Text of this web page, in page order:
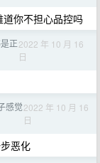
你不担心品控吗
正2022 年 10 月 16
日
感觉2022 年 10 月 16
日
恶化